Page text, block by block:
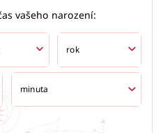
vašeho narození: